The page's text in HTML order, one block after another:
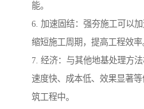
能。
6. 加速固结：强夯施工可以加
缩短施工周期，提高工程效率
7. 经济：与其他地基处理方
速度快、成本低、效果显著
筑工程中。